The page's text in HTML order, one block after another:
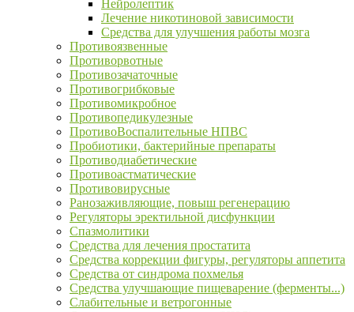
Нейролептик
Лечение никотиновой зависимости
Средства для улучшения работы мозга
Противоязвенные
Противорвотные
Противозачаточные
Противогрибковые
Противомикробное
Противопедикулезные
ПротивоВоспалительные НПВС
Пробиотики, бактерийные препараты
Противодиабетические
Противоастматические
Противовирусные
Ранозаживляющие, повыш регенерацию
Регуляторы эректильной дисфункции
Спазмолитики
Средства для лечения простатита
Средства коррекции фигуры, регуляторы аппетита
Средства от синдрома похмелья
Средства улучшающие пищеварение (ферменты...)
Слабительные и ветрогонные